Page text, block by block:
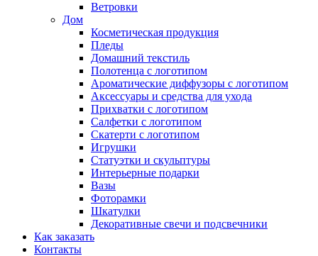
Ветровки
Дом
Косметическая продукция
Пледы
Домашний текстиль
Полотенца с логотипом
Ароматические диффузоры с логотипом
Аксессуары и средства для ухода
Прихватки с логотипом
Салфетки с логотипом
Скатерти с логотипом
Игрушки
Статуэтки и скульптуры
Интерьерные подарки
Вазы
Фоторамки
Шкатулки
Декоративные свечи и подсвечники
Как заказать
Контакты